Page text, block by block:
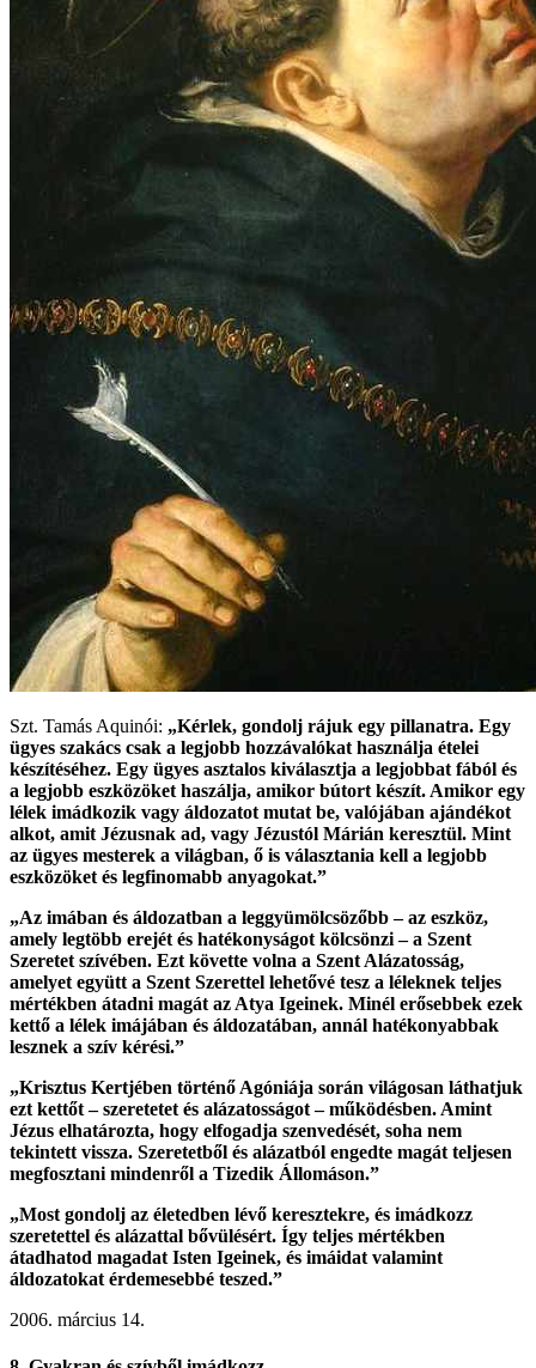
Szt. Tamás Aquinói: „Kérlek, gondolj rájuk egy pillanatra. Egy
ügyes szakács csak a legjobb hozzávalókat használja ételei
készítéséhez. Egy ügyes asztalos kiválasztja a legjobbat fából és
a legjobb eszközöket haszálja, amikor bútort készít. Amikor egy
lélek imádkozik vagy áldozatot mutat be, valójában ajándékot
alkot, amit Jézusnak ad, vagy Jézustól Márián keresztül. Mint
az ügyes mesterek a világban, ő is választania kell a legjobb
eszközöket és legfinomabb anyagokat.”
„Az imában és áldozatban a leggyümölcsözőbb – az eszköz,
amely legtöbb erejét és hatékonyságot kölcsönzi – a Szent
Szeretet szívében. Ezt követte volna a Szent Alázatosság,
amelyet együtt a Szent Szerettel lehetővé tesz a léleknek teljes
mértékben átadni magát az Atya Igeinek. Minél erősebbek ezek
kettő a lélek imájában és áldozatában, annál hatékonyabbak
lesznek a szív kérési.”
„Krisztus Kertjében történő Agóniája során világosan láthatjuk
ezt kettőt – szeretetet és alázatosságot – működésben. Amint
Jézus elhatározta, hogy elfogadja szenvedését, soha nem
tekintett vissza. Szeretetből és alázatból engedte magát teljesen
megfosztani mindenről a Tizedik Állomáson.”
„Most gondolj az életedben lévő keresztekre, és imádkozz
szeretettel és alázattal bővülésért. Így teljes mértékben
átadhatod magadat Isten Igeinek, és imáidat valamint
áldozatokat érdemesebbé teszed.”
2006. március 14.